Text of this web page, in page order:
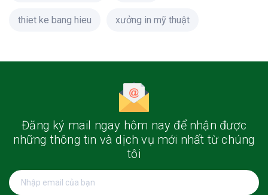
thiet ke bang hieu xưởng in mỹ thuật
Đăng ký mail ngay hôm nay để nhận được
những thông tin và dịch vụ mới nhất từ chúng
tôi